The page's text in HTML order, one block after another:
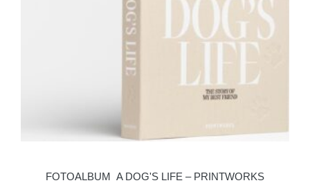
FOTOALBUM A DOG'S LIFE – PRINTWORKS